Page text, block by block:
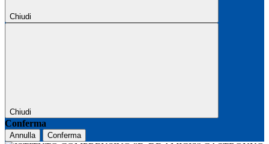
Chiudi
Chiudi
Conferma
Annulla Conferma